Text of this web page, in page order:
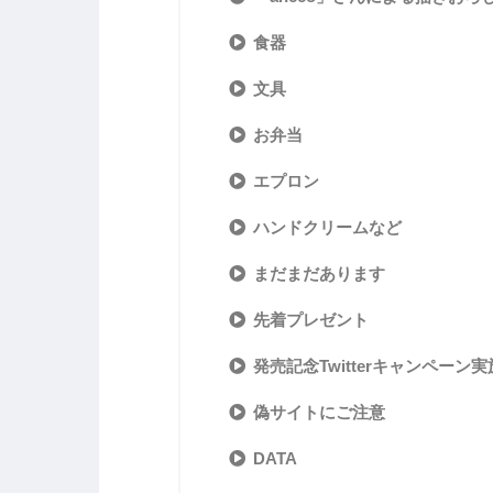
食器
文具
お弁当
エプロン
ハンドクリームなど
まだまだあります
先着プレゼント
発売記念Twitterキャンペーン実
偽サイトにご注意
DATA